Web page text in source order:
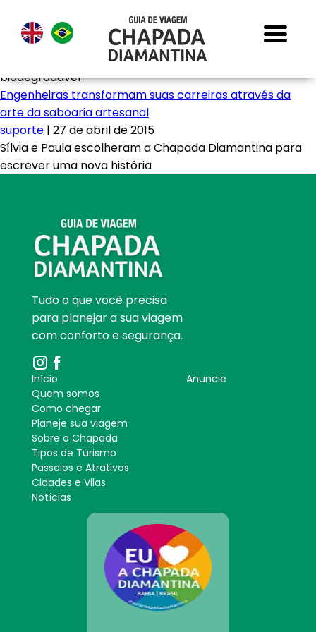
biodegradável
Engenheiras transformam suas carreiras através da
arte da saboaria artesanal
suporte | 27 de abril de 2015
Sílvia e Paula escolheram a Chapada Diamantina para
escrever uma nova história
Tudo o que você precisa
para planejar a sua viagem
com conforto e segurança.
Início
Quem somos
Como chegar
Planeje sua viagem
Sobre a Chapada
Tipos de Turismo
Passeios e Atrativos
Cidades e Vilas
Notícias
Anuncie